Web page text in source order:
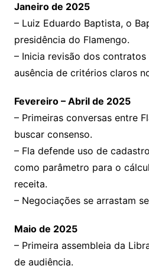
Janeiro de 2025
– Luiz Eduardo Baptista, o
presidência do Flamengo.
– Inicia revisão dos
ausência de critérios claros
Fevereiro – Abril de 2025
– Primeiras conversas entre
buscar consenso.
– Fla defende uso de
como parâmetro para o
receita.
– Negociações se arrastam
Maio de 2025
– Primeira assembleia da
de audiência.